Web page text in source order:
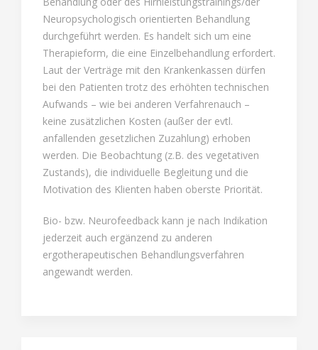
Neuropsychologisch orientierten Behandlung
durchgeführt werden. Es handelt sich um eine
Therapieform, die eine Einzelbehandlung erfordert.
Laut der Verträge mit den Krankenkassen dürfen
bei den Patienten trotz des erhöhten technischen
Aufwands – wie bei anderen Verfahrenauch –
keine zusätzlichen Kosten (außer der evtl.
anfallenden gesetzlichen Zuzahlung) erhoben
werden. Die Beobachtung (z.B. des vegetativen
Zustands), die individuelle Begleitung und die
Motivation des Klienten haben oberste Priorität.
Bio- bzw. Neurofeedback kann je nach Indikation
jederzeit auch ergänzend zu anderen
ergotherapeutischen Behandlungsverfahren
angewandt werden.